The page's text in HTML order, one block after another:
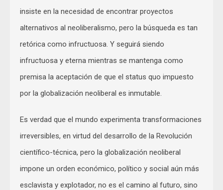
insiste en la necesidad de encontrar proyectos
alternativos al neoliberalismo, pero la búsqueda es tan
retórica como infructuosa. Y seguirá siendo
infructuosa y eterna mientras se mantenga como
premisa la aceptación de que el status quo impuesto
por la globalización neoliberal es inmutable.
Es verdad que el mundo experimenta transformaciones
irreversibles, en virtud del desarrollo de la Revolución
científico-técnica, pero la globalización neoliberal
impone un orden económico, político y social aún más
esclavista y explotador, no es el camino al futuro, sino